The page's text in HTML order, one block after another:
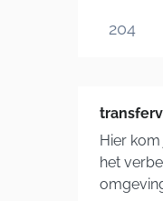
204
Hier
het